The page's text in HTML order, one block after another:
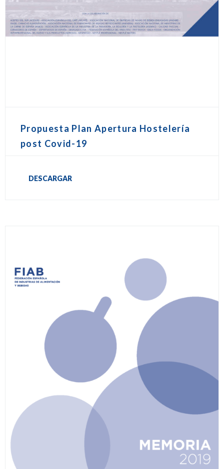
Propuesta Plan Apertura Hostelería
post Covid-19
DESCARGAR